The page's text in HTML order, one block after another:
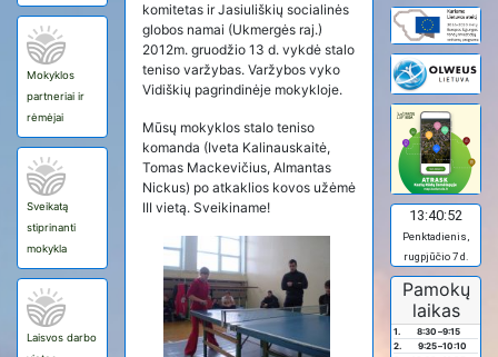
Mokyklos
partneriai ir
rėmėjai
Sveikatą
stiprinanti
mokykla
Laisvos darbo
komitetas ir Jasiuliškių socialinės
globos namai (Ukmergės raj.)
2012m. gruodžio 13 d. vykdė stalo
teniso varžybas. Varžybos vyko
Vidiškių pagrindinėje mokykloje.
Mūsų mokyklos stalo teniso
komanda (Iveta Kalinauskaitė,
Tomas Mackevičius, Almantas
Nickus) po atkaklios kovos užėmė
III vietą. Sveikiname!
13:40:52
Penktadienis,
rugpjūčio 7 d.
Pamokų
laikas
1. 8:30 –9:15
2.
9:25–10:10